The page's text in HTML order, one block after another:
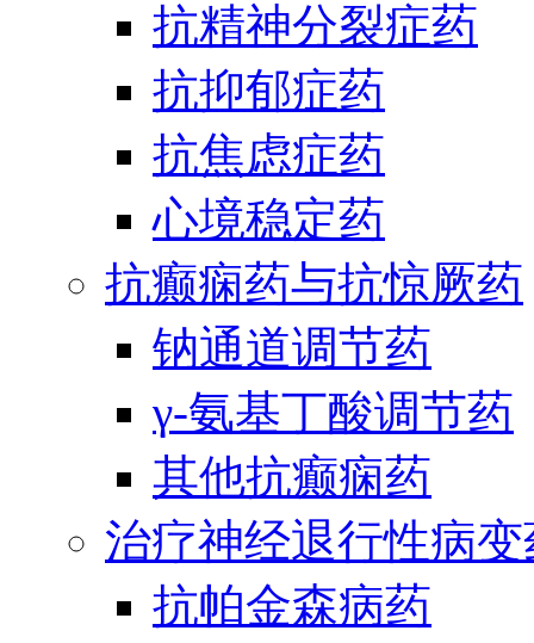
抗精神分裂症药
抗抑郁症药
抗焦虑症药
心境稳定药
抗癫痫药与抗惊厥药
钠通道调节药
γ-氨基丁酸调节药
其他抗癫痫药
治疗神经退行性病
抗帕金森病药